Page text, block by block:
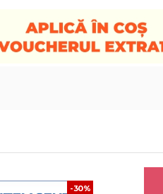
-30%